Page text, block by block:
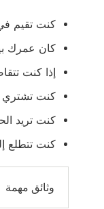
كنت تقيم في
كان عمرك بين 21 و
إذا كنت تتقاضى
كنت تشتري
كنت تريد الحصول على
كنت تتطلع
وثائق مهمة